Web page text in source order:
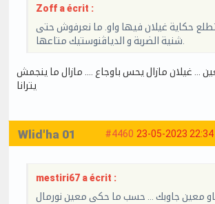
Zoff a écrit :
تطلع حكاية غيلان فيها واو. ما نعرفوش حتى
… غيلان مازال يحس باوجاع …. مازال ما ينجمش
يترانا
#4460 23-05-2023 22:34
Wlid'ha 01
mestiri67 a écrit :
معين جاوبك … حسب ما حكى معين نورمال